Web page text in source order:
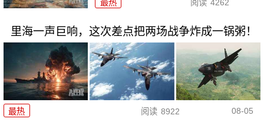
最热 阅读 4262
里海一声巨响，这次差点把两场战争炸成一锅粥！
最热 阅读 8922 08-05